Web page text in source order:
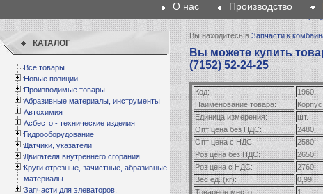
О нас Производство
КАТАЛОГ
Все товары
Новые позиции
Производимые товары
Абразивные материалы, инструменты
Автохимия
Асбесто - технические изделия
Гидрооборудование
Датчики, указатели
Двигателя внутреннего сгорания
Круги отрезные, зачистные, абразивные
материалы
Запчасти для элеваторов,
Вы находитесь вЗапчасти к
Вы можете купить
(7152) 52-24-25
Код:
1960
Наименование товара:
Единица измерения:
шт.
Опт цена без НДС:
2480
Опт цена с НДС:
2580
Роз цена без НДС:
2650
Роз цена с НДС:
2760
Вес ед. (кг):
0,99
Товарное место:
1